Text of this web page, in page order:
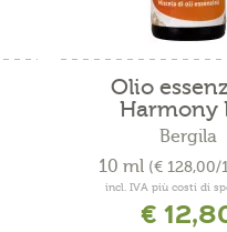
Olio
Harmony
Bergila
10 ml (€ 128,00/
incl. IVA più costi di
€